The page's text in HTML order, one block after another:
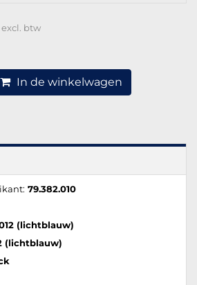
excl. btw
In de winkelwagen
79.382.010
(lichtblauw)
(lichtblauw)